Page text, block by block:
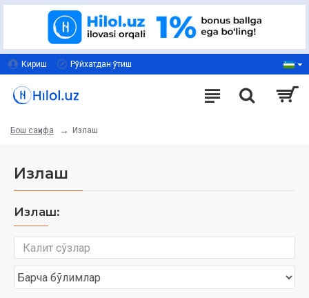
Кириш Рўйхатдан ўтиш
Бош саҳифа Излаш
Излаш
Излаш: